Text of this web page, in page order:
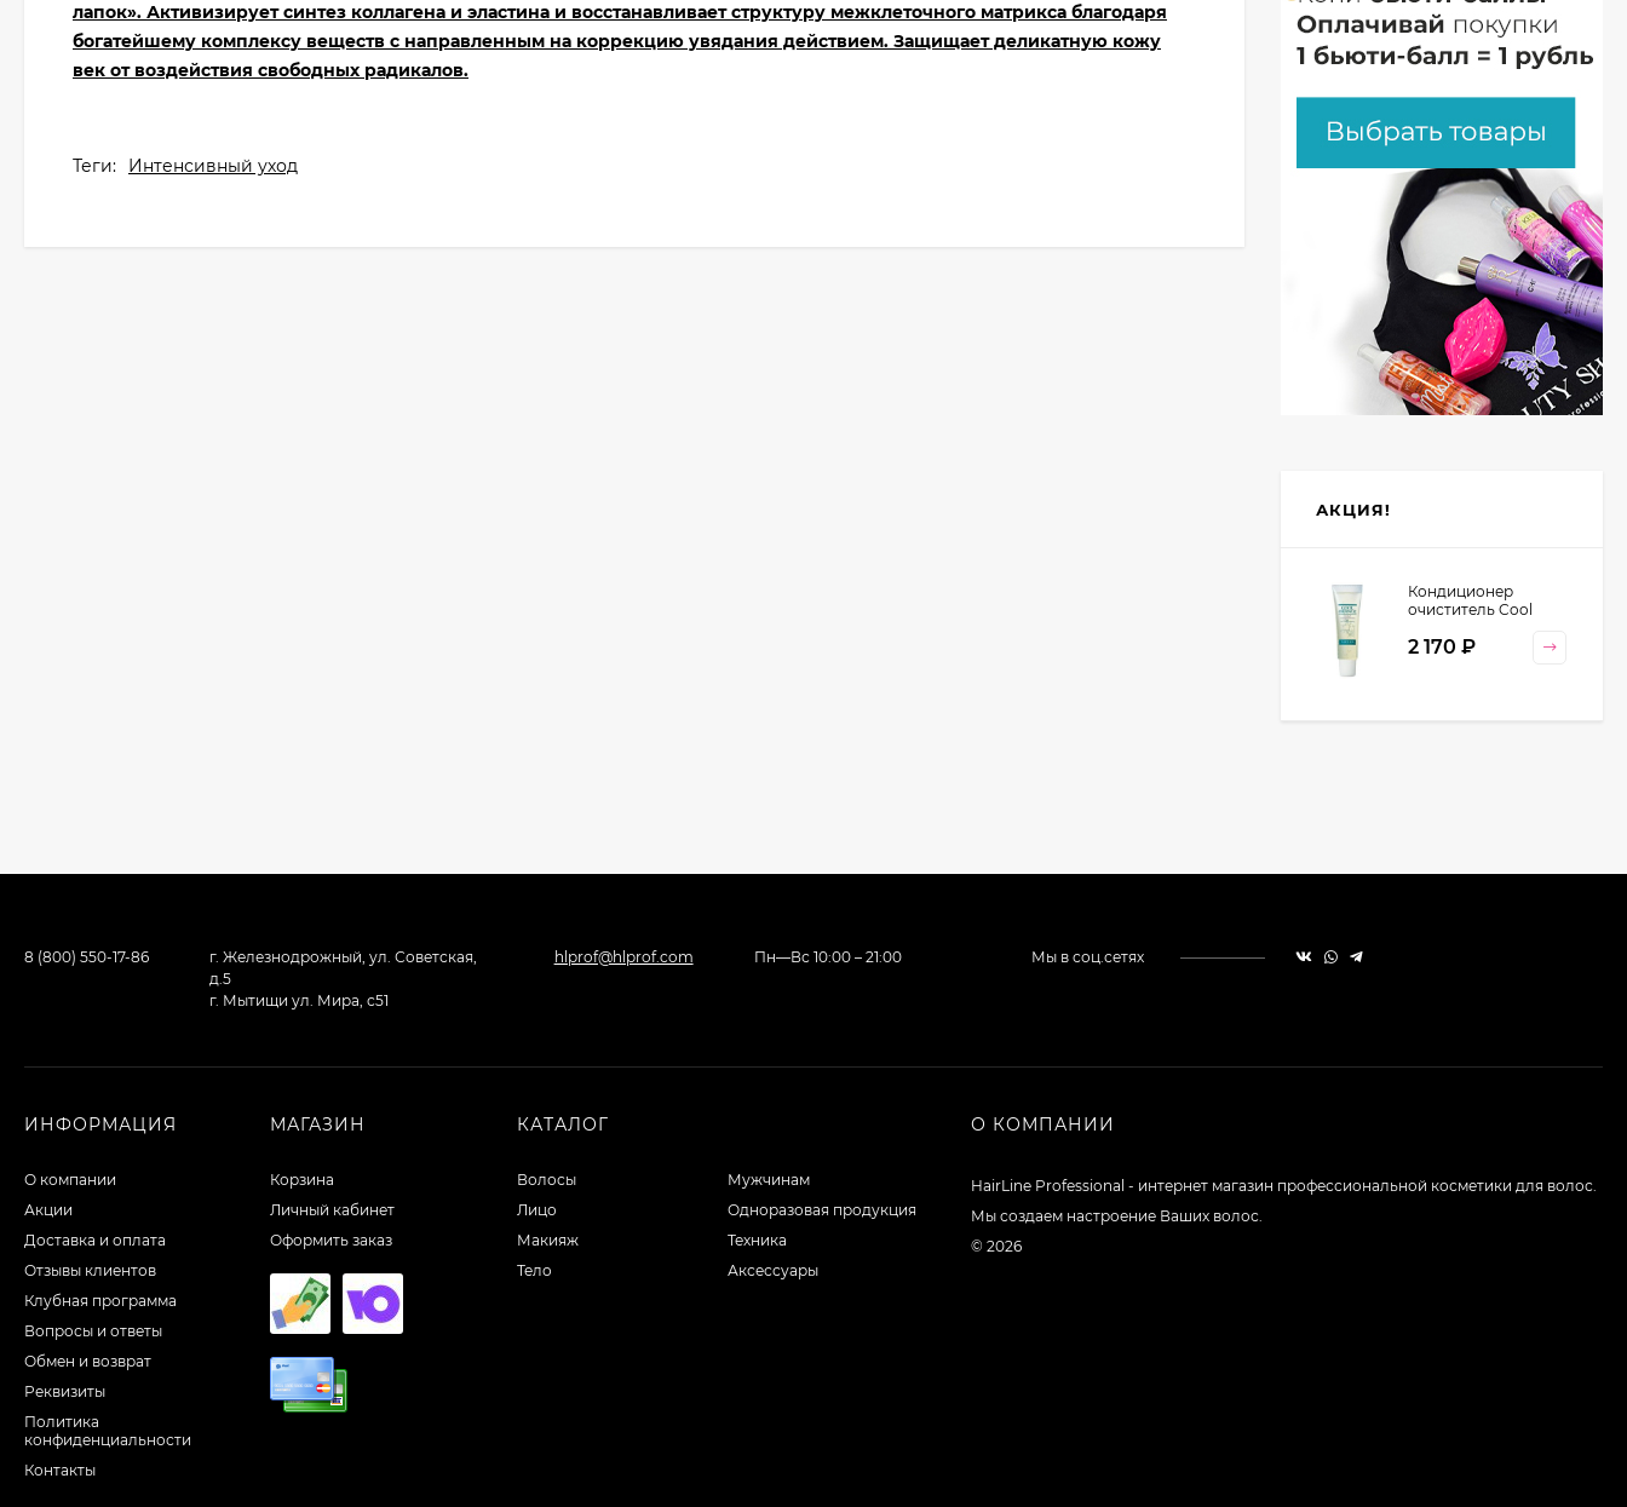
лапок». Активизирует синтез коллагена и эластина и восстанавливает структуру межклеточного матрикса благодаря
богатейшему комплексу веществ с направленным на коррекцию увядания действием. Защищает деликатную кожу
век от воздействия свободных радикалов.
Теги: Интенсивный уход
АКЦИЯ!
Кондиционер
очиститель Cool
Cosmetics, 130 гр
2 170 ₽
8 (800) 550-17-86
г. Железнодрожный, ул. Советская,
д.5
г. Мытищи ул. Мира, с51
hlprof@hlprof.com Пн—Вс 10:00 – 21:00 Мы в соц.сетях
ИНФОРМАЦИЯ
О компании
Акции
Доставка и оплата
Отзывы клиентов
Клубная программа
Вопросы и ответы
Обмен и возврат
Реквизиты
Политика
конфиденциальности
Контакты
МАГАЗИН
Корзина
Личный кабинет
Оформить заказ
КАТАЛОГ
Волосы
Лицо
Макияж
Тело
Мужчинам
Одноразовая продукция
Техника
Аксессуары
О КОМПАНИИ
HairLine Professional - интернет магазин профессиональной косметики для волос.
Мы создаем настроение Ваших волос.
© 2026